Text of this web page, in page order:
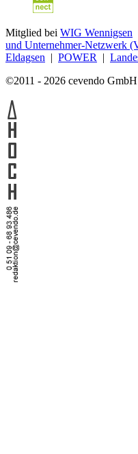
Mitglied bei WIG Wennigsen
und Unternehmer-Netzwerk
Eldagsen | POWER |
©2011 - 2026 cevendo